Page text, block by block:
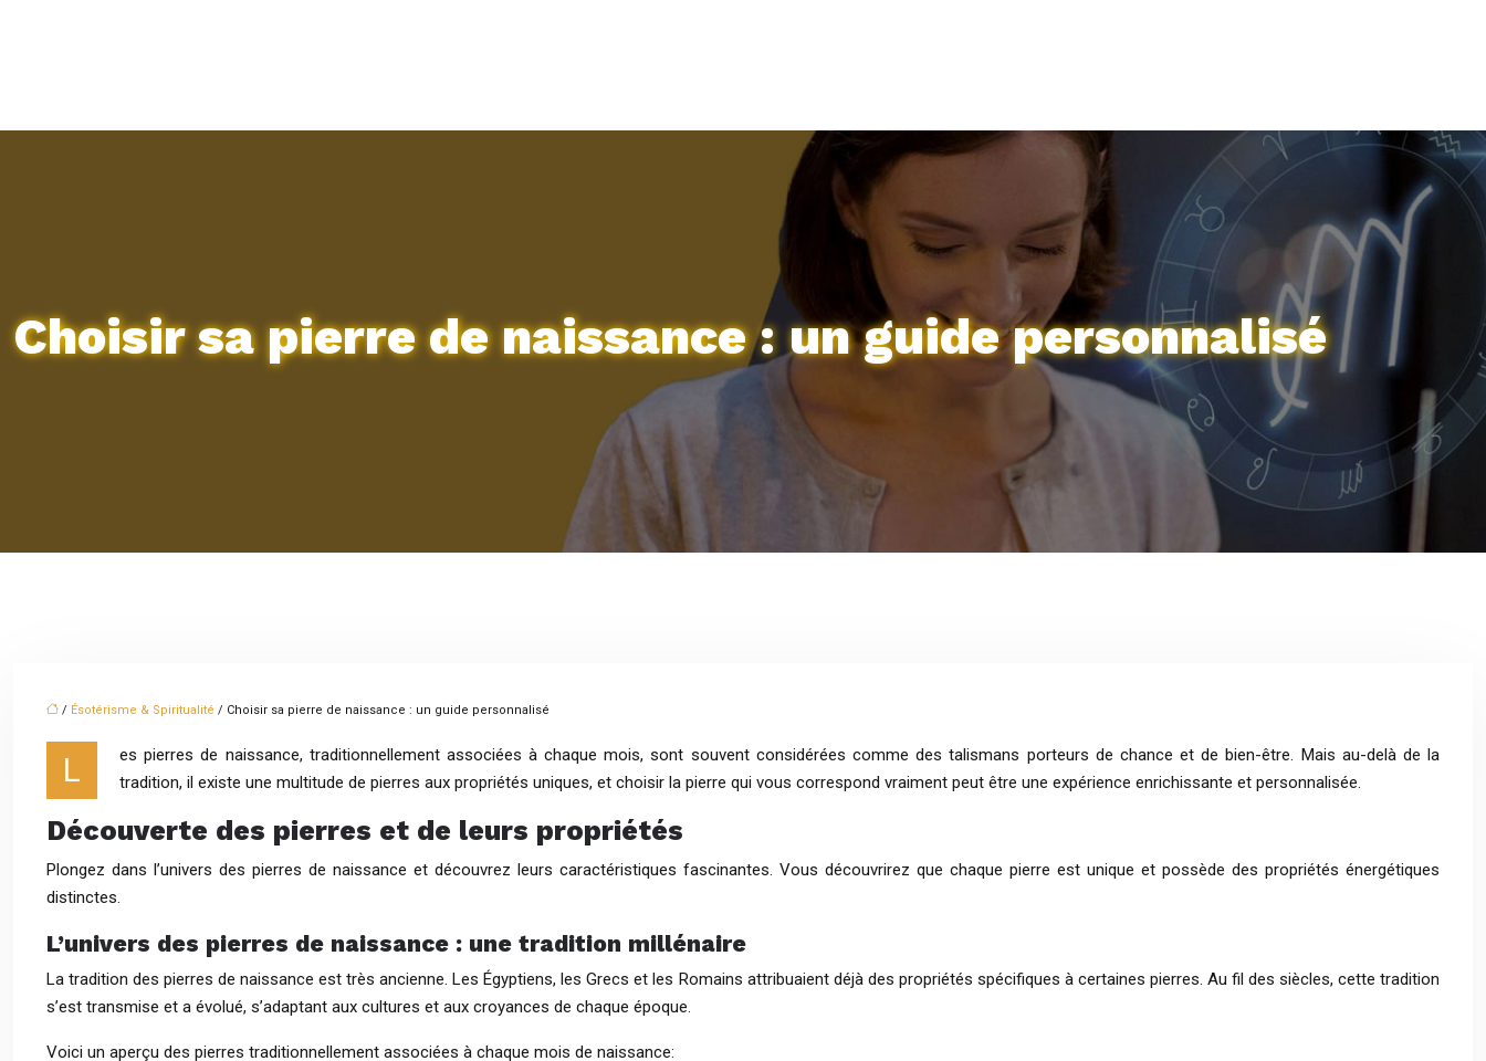
Choisir sa pierre de naissance : un guide personnalisé
/ Ésotérisme & Spiritualité / Choisir sa pierre de naissance : un guide personnalisé
L
es pierres de naissance, traditionnellement associées à chaque mois, sont souvent considérées comme des talismans porteurs de chance et de bien-être. Mais au-delà de la
tradition, il existe une multitude de pierres aux propriétés uniques, et choisir la pierre qui vous correspond vraiment peut être une expérience enrichissante et personnalisée.
Découverte des pierres et de leurs propriétés
Plongez dans l’univers des pierres de naissance et découvrez leurs caractéristiques fascinantes. Vous découvrirez que chaque pierre est unique et possède des propriétés énergétiques
distinctes.
L’univers des pierres de naissance : une tradition millénaire
La tradition des pierres de naissance est très ancienne. Les Égyptiens, les Grecs et les Romains attribuaient déjà des propriétés spécifiques à certaines pierres. Au fil des siècles, cette tradition
s’est transmise et a évolué, s’adaptant aux cultures et aux croyances de chaque époque.
Voici un aperçu des pierres traditionnellement associées à chaque mois de naissance: